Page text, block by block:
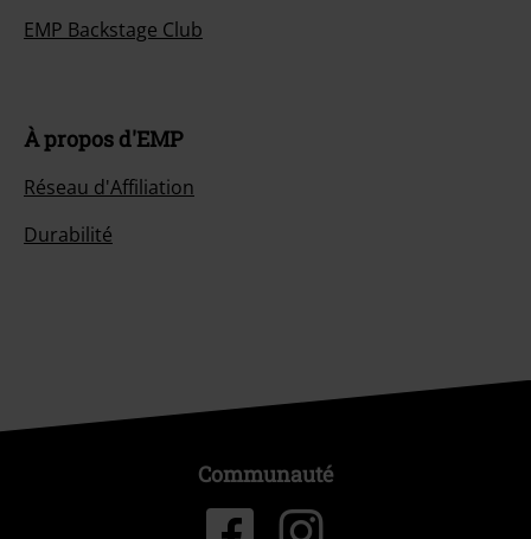
EMP Backstage Club
À propos d'EMP
Réseau d'Affiliation
Durabilité
Communauté